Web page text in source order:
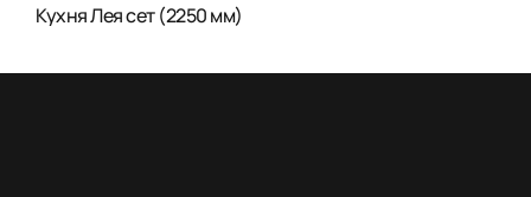
Кухня Лея сет (2250 мм)